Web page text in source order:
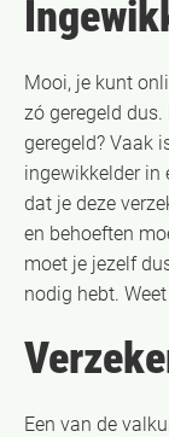
Mooi, je kunt
zó geregeld
geregeld? Vaak
ingewikkelder in
dat je deze
en behoeften
moet je jezelf
nodig hebt.
Een van de